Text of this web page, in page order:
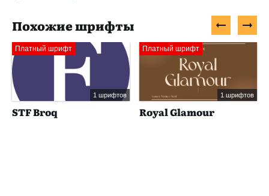
Похожие шрифты
Платный шрифт
1 шрифтов
STF Broq
Платный шрифт
1 шрифтов
Royal Glamour